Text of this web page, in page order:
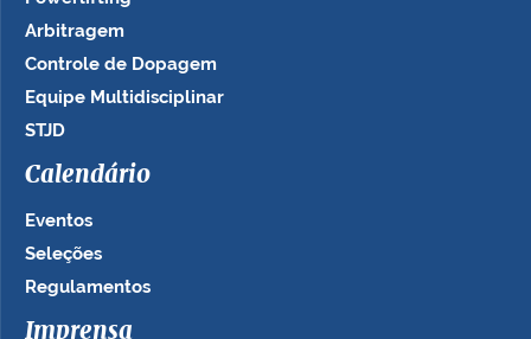
Arbitragem
Controle de Dopagem
Equipe Multidisciplinar
STJD
Calendário
Eventos
Seleções
Regulamentos
Imprensa